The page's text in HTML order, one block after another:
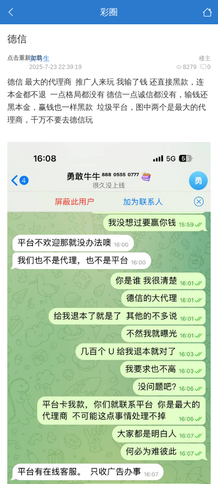
彩圈
德信
点击重新加载 楼主
实习生
8279 0
2025-7-23 22:39:19
德信 最大的代理商 推广人来玩 我输了钱 还直接黑款，连
本金都不退 一点格局都没有 德信一点诚信都没有，输钱还
黑本金，赢钱也一样黑款 垃圾平台，图中两个是最大的代
理商，千万不要去德信玩